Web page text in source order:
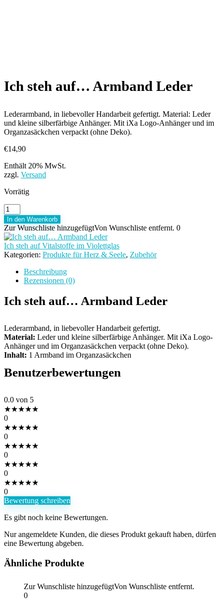
Ich steh auf… Armband Leder
Lederarmband, in liebevoller Handarbeit gefertigt. Material: Leder
und kleine silberfärbige Anhänger. Mit iXa Logo-Anhänger und im
Organzasäckchen verpackt (ohne Deko).
€14,90
Enthält 20% MwSt.
zzgl. Versand
Vorrätig
Ich
steh
auf...
Armband
Leder
Menge
In den Warenkorb
Zur Wunschliste hinzugefügtVon Wunschliste entfernt. 0
Ich steh auf Vitalstoffe im Violettglas
Kategorien: Produkte für Herz & Seele, Zubehör
Beschreibung
Rezensionen (0)
Ich steh auf… Armband Leder
Lederarmband, in liebevoller Handarbeit gefertigt.
Material: Leder und kleine silberfärbige Anhänger. Mit iXa Logo-
Anhänger und im Organzasäckchen verpackt (ohne Deko).
Inhalt: 1 Armband im Organzasäckchen
Benutzerbewertungen
0.0 von 5
★★★★★
0
★★★★★
0
★★★★★
0
★★★★★
0
★★★★★
0
Bewertung schreiben
Es gibt noch keine Bewertungen.
Nur angemeldete Kunden, die dieses Produkt gekauft haben, dürfen
eine Bewertung abgeben.
Ähnliche Produkte
Zur Wunschliste hinzugefügtVon Wunschliste entfernt.
0